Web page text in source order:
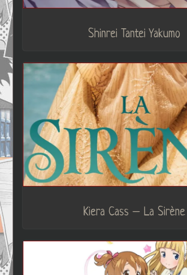
Shinrei Tantei Yakumo
Kiera Cass – La Sirène